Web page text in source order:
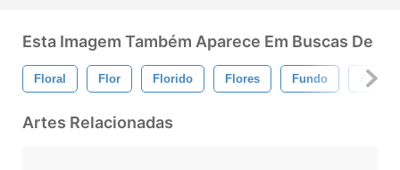
Esta Imagem Também Aparece Em Buscas De
Floral Flor Florido Flores Fundo Papel
Artes Relacionadas